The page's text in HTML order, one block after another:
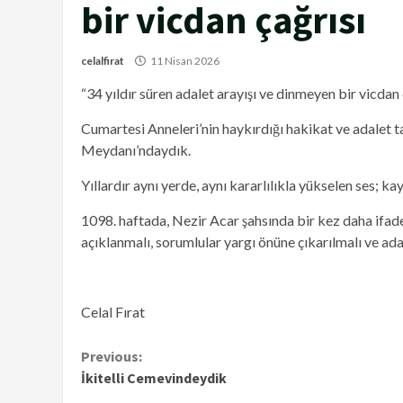
bir vicdan çağrısı
celalfirat 11 Nisan 2026
“34 yıldır süren adalet arayışı ve dinmeyen bir vicdan
Cumartesi Anneleri’nin haykırdığı hakikat ve
Meydanı’ndaydık.
Yıllardır aynı yerde, aynı kararlılıkla yükselen ses;
1098. haftada, Nezir Acar şahsında bir kez daha
açıklanmalı, sorumlular yargı önüne çıkarılmalı ve
Celal Fırat
Continue
Previous:
İkitelli Cemevindeydik